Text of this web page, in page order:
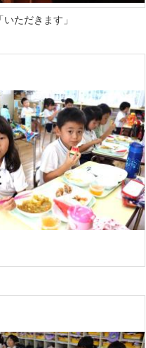
ただきます」